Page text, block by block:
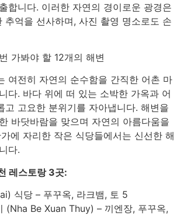
합니다. 이러한 자연의 경이로운 광경은
추억을 선사하며, 사진 촬영 명소로도 손
여전히 자연의 순수함을 간직한 어촌 마
다. 바다 위에 떠 있는 소박한 가옥과 어
고 고요한 분위기를 자아냅니다. 해변을
바닷바람을 맞으며 자연의 아름다움을
에 자리한 작은 식당들에서는 신선한 해
다.
레스토랑 3곳:
식당 – 푸꾸옥, 라크뱀, 토 5
(Nha Be Xuan Thuy) – 끼엔장, 푸꾸옥,